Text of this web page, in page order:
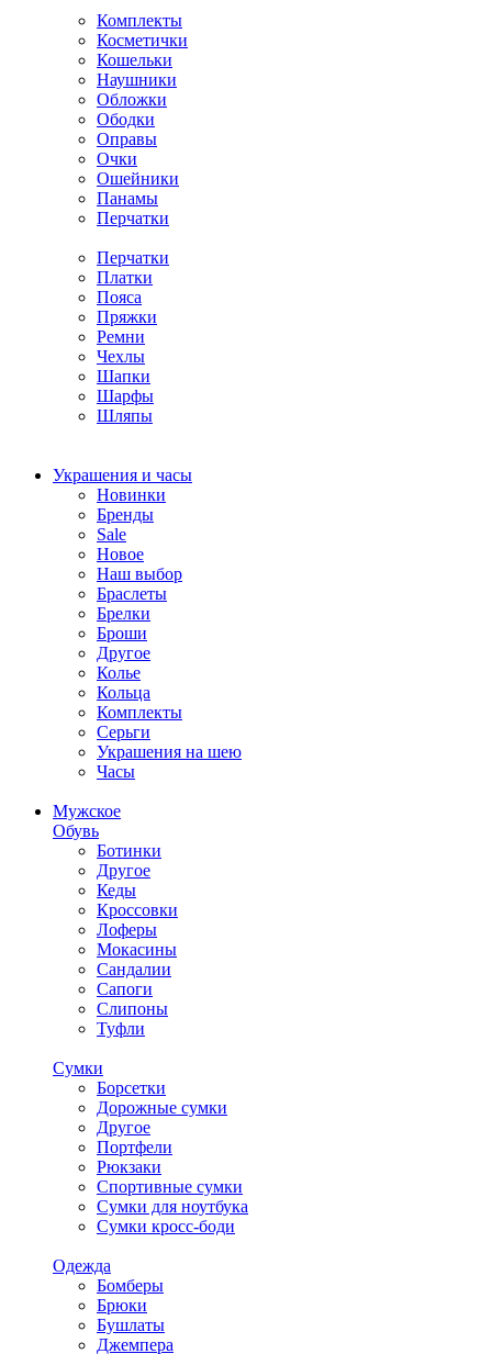
Комплекты
Косметички
Кошельки
Наушники
Обложки
Ободки
Оправы
Очки
Ошейники
Панамы
Перчатки
Перчатки
Платки
Пояса
Пряжки
Ремни
Чехлы
Шапки
Шарфы
Шляпы
Украшения и часы
Новинки
Бренды
Sale
Новое
Наш выбор
Браслеты
Брелки
Броши
Другое
Колье
Кольца
Комплекты
Серьги
Украшения на шею
Часы
Мужское
Обувь
Ботинки
Другое
Кеды
Кроссовки
Лоферы
Мокасины
Сандалии
Сапоги
Слипоны
Туфли
Сумки
Борсетки
Дорожные сумки
Другое
Портфели
Рюкзаки
Спортивные сумки
Сумки для ноутбука
Сумки кросс-боди
Одежда
Бомберы
Брюки
Бушлаты
Джемпера